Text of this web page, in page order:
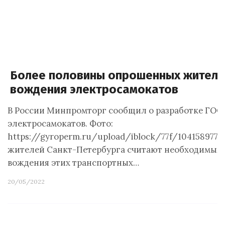
Более половины опрошенных
вождения электросамокатов
В России Минпромторг сообщил о разработке
электросамокатов. Фото:
https://gyroperm.ru/upload/iblock/77f/
жителей Санкт-Петербурга считают
вождения этих транспортных…
20/05/2022